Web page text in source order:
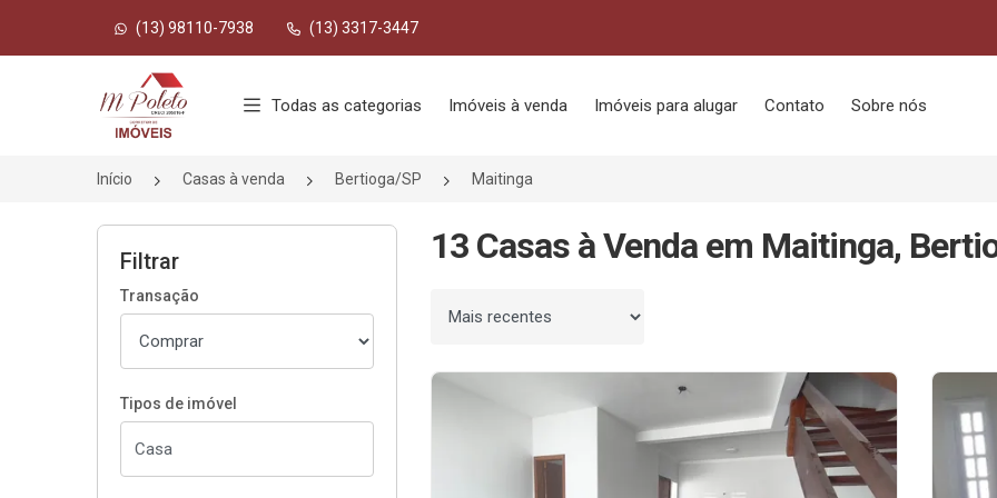
(13) 98110-7938 (13) 3317-3447
Página inicial
Todas as categorias Imóveis à venda Imóveis para alugar Contato Sobre nós
Início Casas à venda Bertioga/SP Maitinga
Filtrar
Transação
Tipos de imóvel
13 Casas à Venda em Maitinga,
Ordenar por